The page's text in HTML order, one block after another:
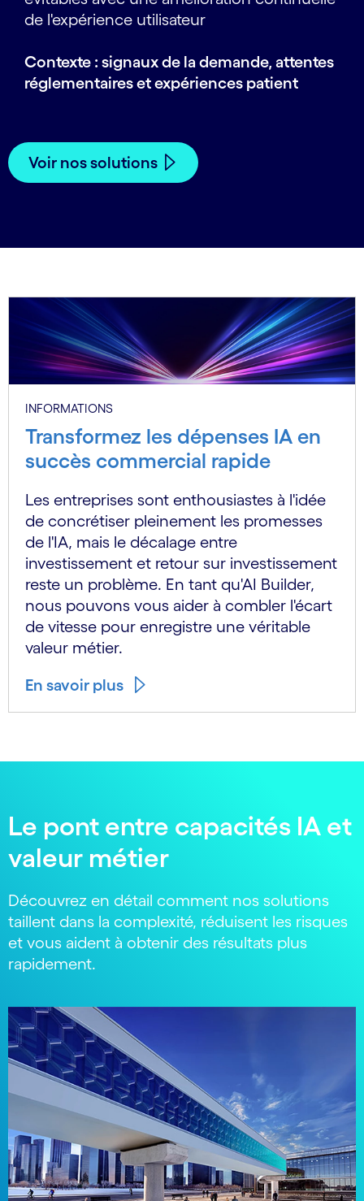
de l'expérience utilisateur
Contexte : signaux de la demande, attentes
réglementaires et expériences patient
Voir nos solutions
INFORMATIONS
Transformez les dépenses IA en
succès commercial rapide
Les entreprises sont enthousiastes à l'idée
de concrétiser pleinement les promesses
de l'IA, mais le décalage entre
investissement et retour sur investissement
reste un problème. En tant qu'AI Builder,
nous pouvons vous aider à combler l'écart
de vitesse pour enregistre une véritable
valeur métier.
En savoir plus
Le pont entre capacités IA et
valeur métier
Découvrez en détail comment nos solutions
taillent dans la complexité, réduisent les risques
et vous aident à obtenir des résultats plus
rapidement.